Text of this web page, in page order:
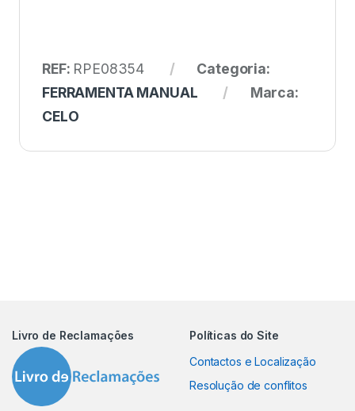
REF: RPE08354
Categoria:
FERRAMENTA MANUAL
Marca:
CELO
Livro de Reclamações
Políticas do Site
Contactos e Localização
Resolução de conflitos